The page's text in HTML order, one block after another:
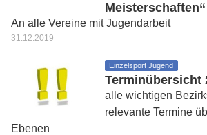
Meisterschaften“
An alle Vereine mit Jugendarbeit
31.12.2019
Einzelsport Jugend
Terminübersicht
alle wichtigen
relevante Termine
Ebenen